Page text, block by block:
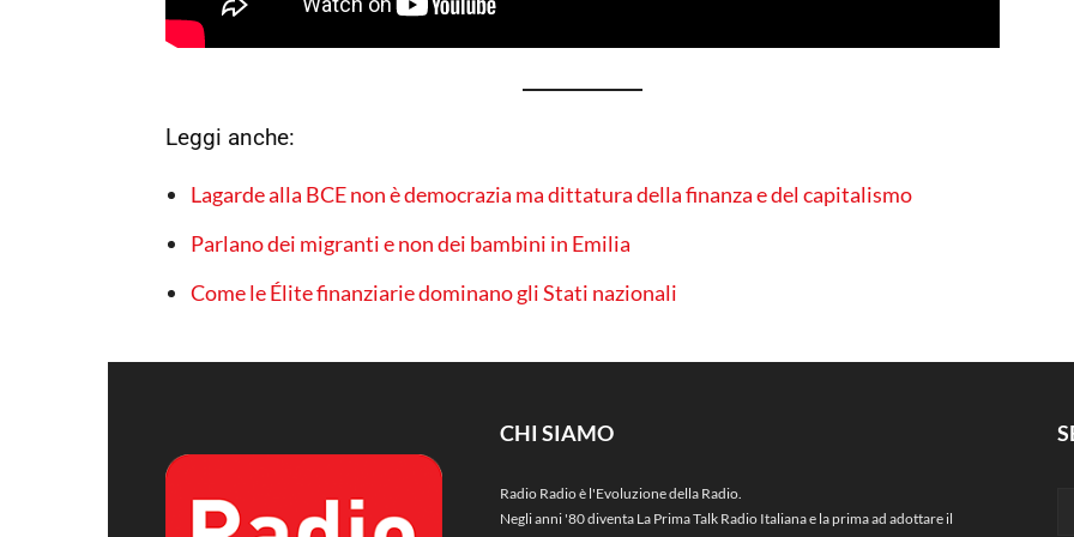
Leggi anche:
Lagarde alla BCE non è democrazia ma dittatura della finanza e del capitalismo
Parlano dei migranti e non dei bambini in Emilia
Come le Élite finanziarie dominano gli Stati nazionali
CHI SIAMO
Radio Radio è l'Evoluzione della Radio.
Negli anni '80 diventa La Prima Talk Radio Italiana e la prima ad adottare il